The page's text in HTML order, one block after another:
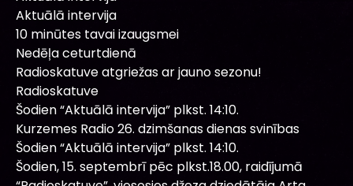
Aktuālā intervija
10 minūtes tavai izaugsmei
Nedēļa ceturtdienā
Radioskatuve atgriežas ar jauno sezonu!
Radioskatuve
Šodien “Aktuālā intervija” plkst. 14:10.
Kurzemes Radio 26. dzimšanas dienas svinības
Šodien “Aktuālā intervija” plkst. 14:10.
Šodien, 15. septembrī pēc plkst.18.00, raidījumā